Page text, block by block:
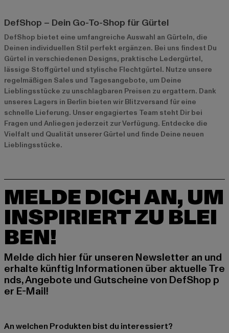
DefShop – Dein Go-To-Shop für Gürtel
DefShop bietet eine umfangreiche Auswahl an Gürteln, die
Deinen individuellen Stil perfekt ergänzen. Bei uns findest Du
Gürtel in verschiedenen Designs, praktische Ledergürtel,
lässige Stoffgürtel und stylische Flechtgürtel. Nutze unsere
regelmäßigen Sales und Tagesangebote, um Deine
Lieblingsstücke zu unschlagbaren Preisen zu ergattern. Dank
unseres Lagers in Berlin bieten wir Blitzversand für eine
schnelle Lieferung. Unser engagiertes Team steht Dir bei
Fragen und Anliegen jederzeit zur Verfügung. Entdecke die
Vielfalt und Qualität unserer Gürtel und finde Deine neuen
Lieblingsstücke.
MELDE DICH AN, UM
INSPIRIERT ZU BLEI
BEN!
Melde dich hier für unseren Newsletter an und
erhalte künftig Informationen über aktuelle Tre
nds, Angebote und Gutscheine von DefShop p
er E-Mail!
An welchen Produkten bist du interessiert?